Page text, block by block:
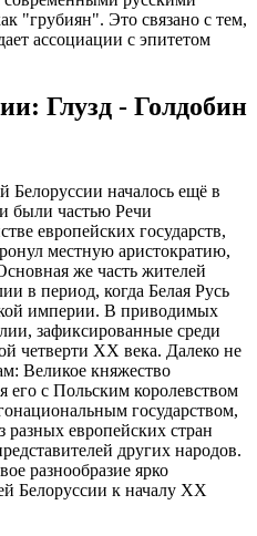
"грубиян". Это связано с тем,
ассоциации с эпитетом
Глузд - Голдобин
Белоруссии началось ещё в
были частью Речи
европейских государств,
местную аристократию,
же часть жителей
в период, когда Белая Русь
империи. В приводимых
зафиксированные среди
четверти XX века. Далеко не
Великое княжество
его с Польским королевством
государством,
разных европейских стран
других народов.
разнообразие ярко
Белоруссии к началу XX